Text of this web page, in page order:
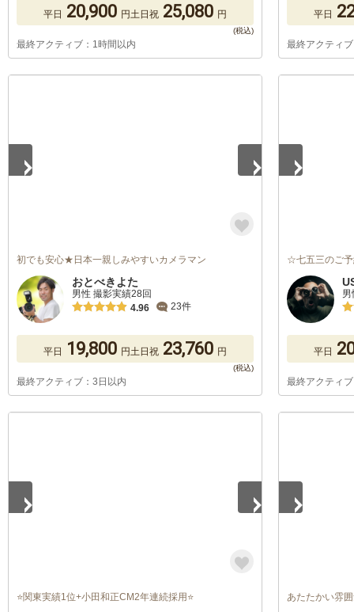
平日 20,900 円土日祝 25,080 円
最終アクティブ：1時間以内
平日
最終アクティ
初でも安心★日本一親しみやすいカメラマン
おとべきよた
男性 撮影実績28回
4.96
23件
平日 19,800 円土日祝 23,760 円
最終アクティブ：3日以内
☆七五三のご
平日
最終アクティ
⭐関東実績1位+小田和正CM2年連続採用⭐ あたたかい雰